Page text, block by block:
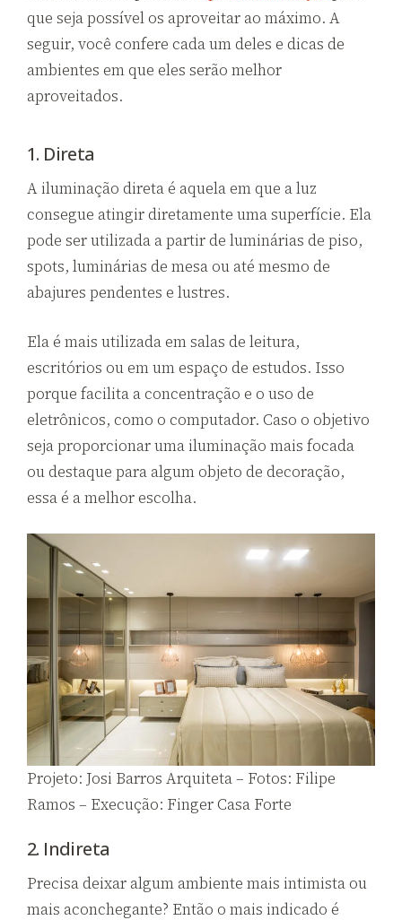
que seja possível os aproveitar ao máximo. A
seguir, você confere cada um deles e dicas de
ambientes em que eles serão melhor
aproveitados.
1. Direta
A iluminação direta é aquela em que a luz
consegue atingir diretamente uma superfície. Ela
pode ser utilizada a partir de luminárias de piso,
spots, luminárias de mesa ou até mesmo de
abajures pendentes e lustres.
Ela é mais utilizada em salas de leitura,
escritórios ou em um espaço de estudos. Isso
porque facilita a concentração e o uso de
eletrônicos, como o computador. Caso o objetivo
seja proporcionar uma iluminação mais focada
ou destaque para algum objeto de decoração,
essa é a melhor escolha.
Projeto: Josi Barros Arquiteta – Fotos: Filipe
Ramos – Execução: Finger Casa Forte
2. Indireta
Precisa deixar algum ambiente mais intimista ou
mais aconchegante? Então o mais indicado é